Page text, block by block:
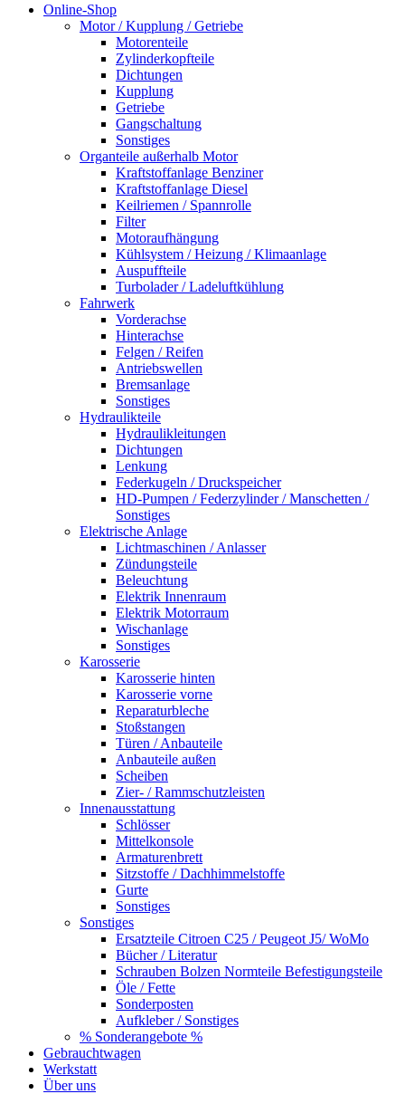
Online-Shop
Motor / Kupplung / Getriebe
Motorenteile
Zylinderkopfteile
Dichtungen
Kupplung
Getriebe
Gangschaltung
Sonstiges
Organteile außerhalb Motor
Kraftstoffanlage Benziner
Kraftstoffanlage Diesel
Keilriemen / Spannrolle
Filter
Motoraufhängung
Kühlsystem / Heizung / Klimaanlage
Auspuffteile
Turbolader / Ladeluftkühlung
Fahrwerk
Vorderachse
Hinterachse
Felgen / Reifen
Antriebswellen
Bremsanlage
Sonstiges
Hydraulikteile
Hydraulikleitungen
Dichtungen
Lenkung
Federkugeln / Druckspeicher
HD-Pumpen / Federzylinder / Manschetten /
Sonstiges
Elektrische Anlage
Lichtmaschinen / Anlasser
Zündungsteile
Beleuchtung
Elektrik Innenraum
Elektrik Motorraum
Wischanlage
Sonstiges
Karosserie
Karosserie hinten
Karosserie vorne
Reparaturbleche
Stoßstangen
Türen / Anbauteile
Anbauteile außen
Scheiben
Zier- / Rammschutzleisten
Innenausstattung
Schlösser
Mittelkonsole
Armaturenbrett
Sitzstoffe / Dachhimmelstoffe
Gurte
Sonstiges
Sonstiges
Ersatzteile Citroen C25 / Peugeot J5/ WoMo
Bücher / Literatur
Schrauben Bolzen Normteile Befestigungsteile
Öle / Fette
Sonderposten
Aufkleber / Sonstiges
% Sonderangebote %
Gebrauchtwagen
Werkstatt
Über uns